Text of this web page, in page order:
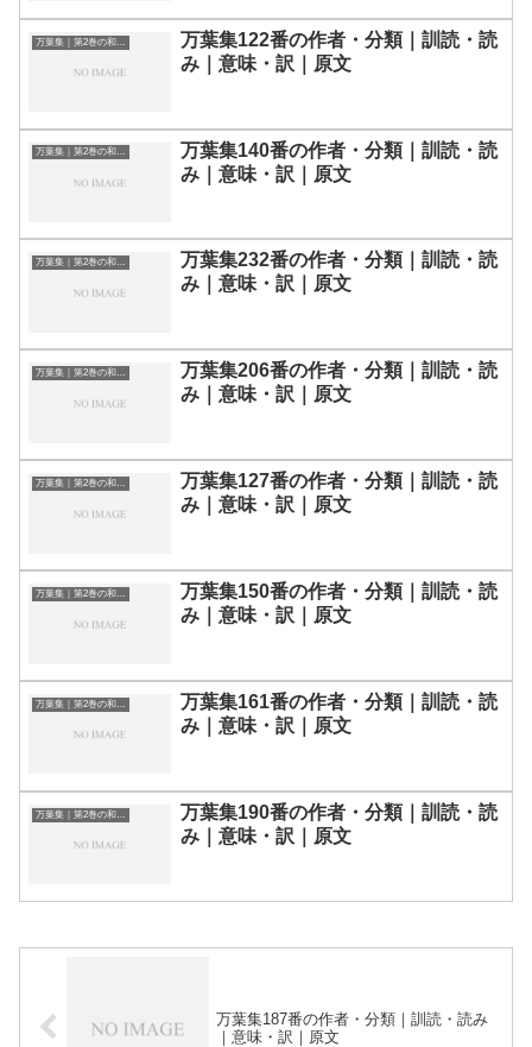
万葉集｜第2巻の和歌一覧
万葉集122番の作者・分類｜訓読・読
み｜意味・訳｜原文
万葉集｜第2巻の和歌一覧
万葉集140番の作者・分類｜訓読・読
み｜意味・訳｜原文
万葉集｜第2巻の和歌一覧
万葉集232番の作者・分類｜訓読・読
み｜意味・訳｜原文
万葉集｜第2巻の和歌一覧
万葉集206番の作者・分類｜訓読・読
み｜意味・訳｜原文
万葉集｜第2巻の和歌一覧
万葉集127番の作者・分類｜訓読・読
み｜意味・訳｜原文
万葉集｜第2巻の和歌一覧
万葉集150番の作者・分類｜訓読・読
み｜意味・訳｜原文
万葉集｜第2巻の和歌一覧
万葉集161番の作者・分類｜訓読・読
み｜意味・訳｜原文
万葉集190番の作者・分類｜訓読・読
み｜意味・訳｜原文
万葉集187番の作者・分類｜訓読・読み
｜意味・訳｜原文